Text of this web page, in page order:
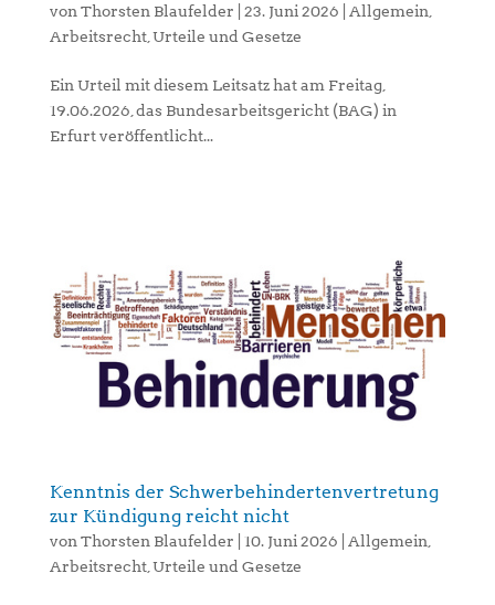
von Thorsten Blaufelder 23. Juni 2026 Allgemein
Arbeitsrecht, Urteile und Gesetze
Ein Urteil mit diesem Leitsatz hat am Freitag,
19.06.2026, das Bundesarbeitsgericht (BAG) in
Erfurt veröffentlicht...
Kenntnis der Schwerbehindertenvertretung
zur Kündigung reicht nicht
vonThorsten Blaufelder 10. Juni 2026 Allgemein,
Arbeitsrecht,Urteile und Gesetze